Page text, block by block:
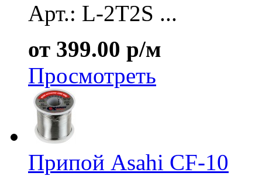
Арт.: L-2T2S ...
от 399.00 р/м
Просмотреть
Припой Asahi CF-10